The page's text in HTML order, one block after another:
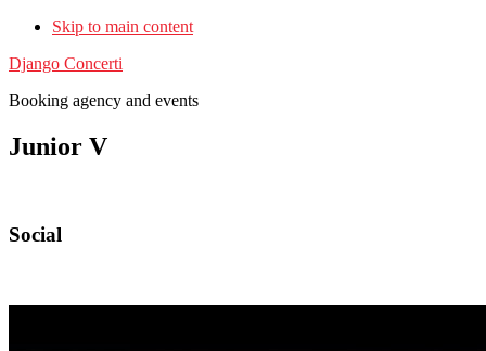
Skip to main content
Django Concerti
Booking agency and events
Junior V
Social